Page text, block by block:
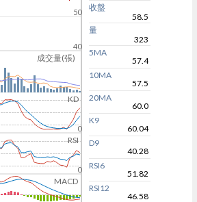
成交量(張)
KD
RSI
MACD
40
50
0
0
收盤
58.5
量
323
5MA
57.4
10MA
57.5
20MA
60.0
K9
60.04
D9
40.28
RSI6
51.82
RSI12
46.58